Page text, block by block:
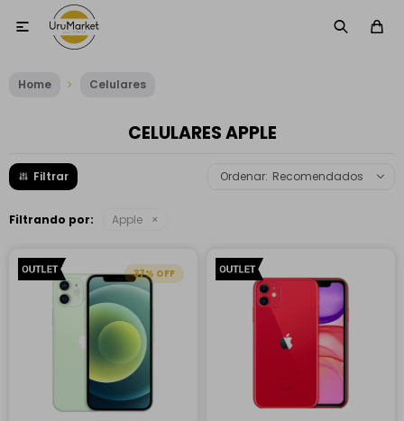

Home Celulares
CELULARES APPLE
Recomendados
Filtrando por: Apple
37